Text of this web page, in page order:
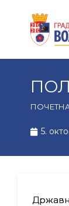
5.